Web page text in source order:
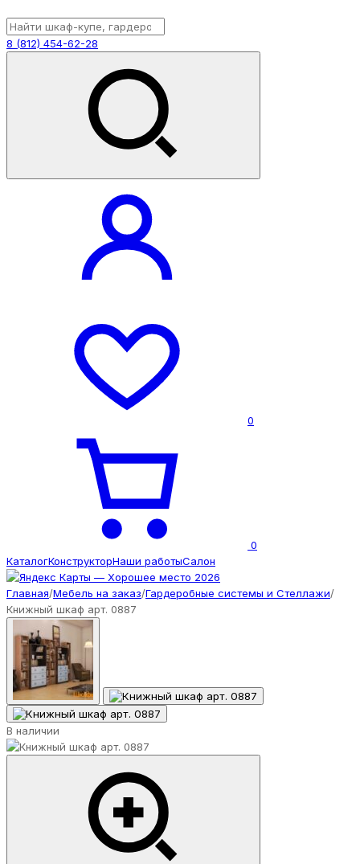
8 (812) 454-62-28
0
0
КаталогКонструкторНаши работыСалон
Главная/Мебель на заказ/Гардеробные системы и Стеллажи/
Книжный шкаф арт. 0887
В наличии